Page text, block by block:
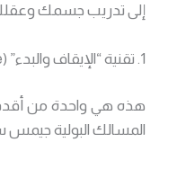
إلى تدريب جسمك
1. تقنية “الإيقاف والبدء” (Stop-Start Technique)
هذه هي واحدة من
المسالك البولية